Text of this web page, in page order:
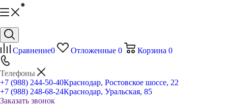
Сравнение0 Отложенные 0 Корзина 0
Телефоны
+7 (988) 244-50-40Краснодар, Ростовское шоссе, 22
+7 (988) 248-68-24Краснодар, Уральская, 85
Заказать звонок